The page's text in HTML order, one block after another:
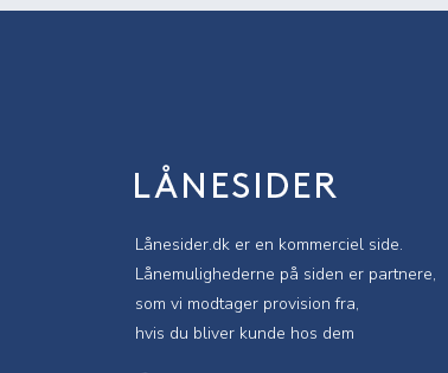
Lånesider.dk er en kommerciel side.
Lånemulighederne på siden er partnere,
som vi modtager provision fra,
hvis du bliver kunde hos dem